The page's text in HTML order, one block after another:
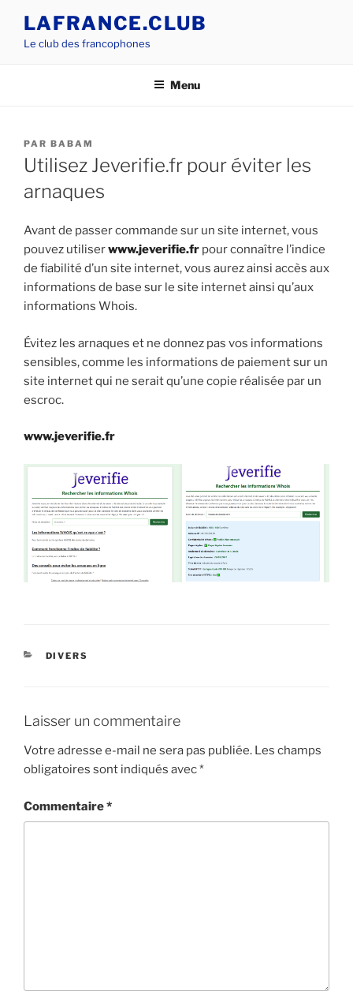
contenu
LAFRANCE.CLUB
Le club des francophones
Menu
PUBLIÉ
LE
PAR BABAM
Utilisez Jeverifie.fr pour éviter les
arnaques
Avant de passer commande sur un site internet, vous
pouvez utiliserwww.jeverifie.fr pour connaître l’indice
de fiabilité d’un site internet, vous aurez ainsi accès aux
informations de base sur le site internet ainsi qu’aux
informations Whois.
Évitez les arnaques et ne donnez pas vos informations
sensibles, comme les informations de paiement sur un
site internet qui ne serait qu’une copie réalisée par un
escroc.
www.jeverifie.fr
CATÉGORIES
DIVERS
Laisser un commentaire
Votre adresse e-mail ne sera pas publiée. Les champs
obligatoires sont indiqués avec*
Commentaire*